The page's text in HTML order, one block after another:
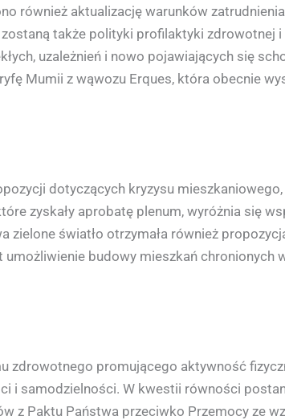
również aktualizację warunków
także polityki profilaktyki zdrowotnej
uzależnień i nowo pojawiających się
Mumii z wąwozu Erques, która obecnie
dotyczących kryzysu
zyskały aprobatę plenum, wyróżnia się
światło otrzymała również
budowy mieszkań chronionych
zdrowotnego promującego aktywność
i samodzielności. W kwestii równości
Paktu Państwa przeciwko Przemocy ze